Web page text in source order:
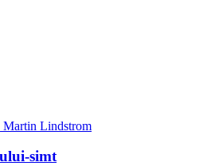
Martin Lindstrom
simt